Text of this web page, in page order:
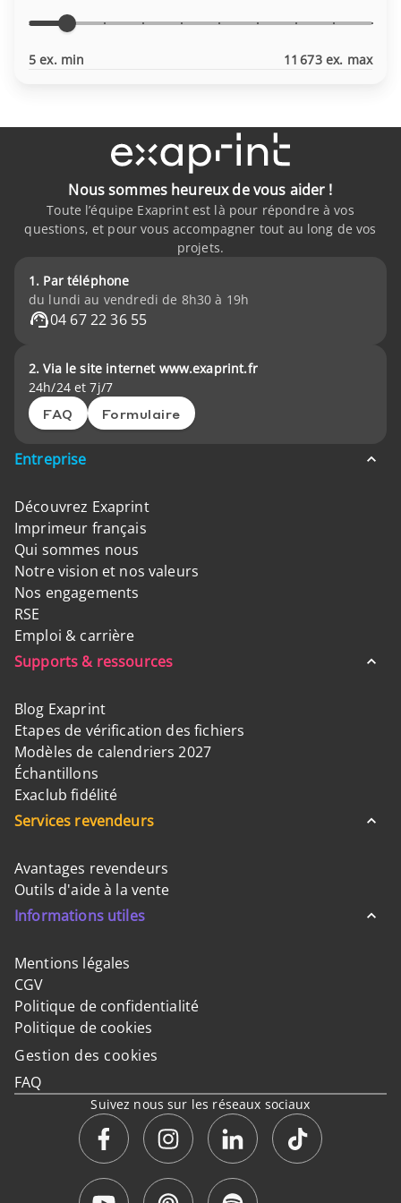
5 ex. min 11 673 ex. max
Nous sommes heureux de vous aider !
Toute l’équipe Exaprint est là pour répondre à vos
questions, et pour vous accompagner tout au long de vos
projets.
1. Par téléphone
du lundi au vendredi de 8h30 à 19h
04 67 22 36 55
2. Via le site internet www.exaprint.fr
24h/24 et 7j/7
FAQ Formulaire
Entreprise
Découvrez Exaprint
Imprimeur français
Qui sommes nous
Notre vision et nos valeurs
Nos engagements
RSE
Emploi & carrière
Supports & ressources
Blog Exaprint
Etapes de vérification des fichiers
Modèles de calendriers 2027
Échantillons
Exaclub fidélité
Services revendeurs
Avantages revendeurs
Outils d'aide à la vente
Informations utiles
Mentions légales
CGV
Politique de confidentialité
Politique de cookies
Gestion des cookies
FAQ
Suivez nous sur les réseaux sociaux